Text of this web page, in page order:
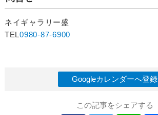
ネイギャラリー盛
TEL0980-87-6900
Googleカレンダーへ登録
この記事をシェアする